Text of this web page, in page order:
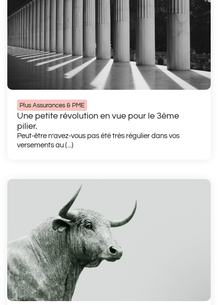
Plus Assurances & PME
Une petite révolution en vue pour le 3ème
pilier.
Peut-être n’avez-vous pas été très régulier dans vos
versements au (...)